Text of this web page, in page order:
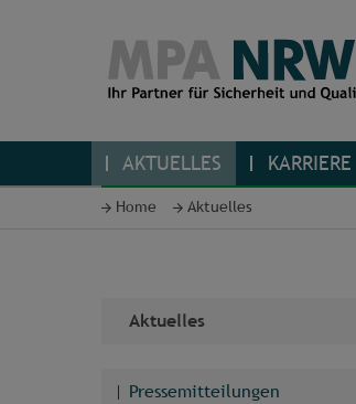
AKTUELLES KARRIERE
Home Aktuelles
Aktuelles
Pressemitteilungen